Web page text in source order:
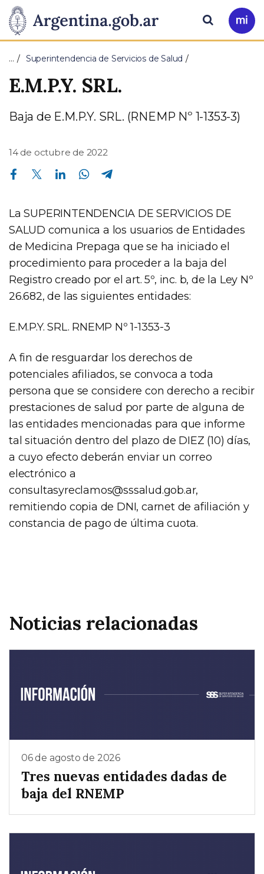
Presidencia
de
la
Pasar al contenido principal
Ir
a
Buscar
… Superintendencia de Servicios de Salud
E.M.P.Y. SRL.
Baja de E.M.P.Y. SRL. (RNEMP Nº 1-1353-3)
14 de octubre de 2022
Compartir en Facebook Compartir en Twitter Compartir en Linkedin Compartir en Whatsapp
La SUPERINTENDENCIA DE SERVICIOS DE
SALUD comunica a los usuarios de Entidades
de Medicina Prepaga que se ha iniciado el
procedimiento para proceder a la baja del
Registro creado por el art. 5º, inc. b, de la Ley Nº
26.682, de las siguientes entidades:
E.M.P.Y. SRL. RNEMP Nº 1-1353-3
A fin de resguardar los derechos de
potenciales afiliados, se convoca a toda
persona que se considere con derecho a recibir
prestaciones de salud por parte de alguna de
las entidades mencionadas para que informe
tal situación dentro del plazo de DIEZ (10) días,
a cuyo efecto deberán enviar un correo
electrónico a
consultasyreclamos@sssalud.gob.ar,
remitiendo copia de DNI, carnet de afiliación y
constancia de pago de última cuota.
Noticias relacionadas
06 de agosto de 2026
Tres nuevas entidades dadas de
baja del RNEMP